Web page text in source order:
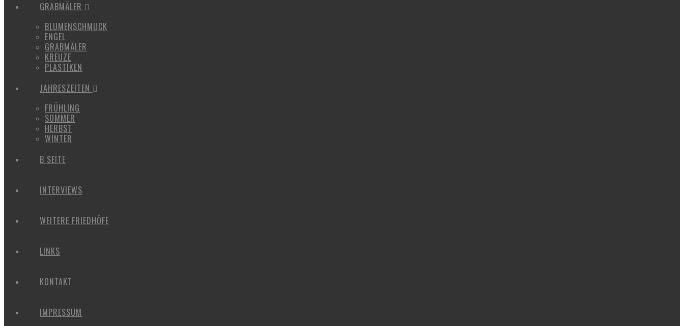
GRABMÄLER
BLUMENSCHMUCK
ENGEL
GRABMÄLER
KREUZE
PLASTIKEN
JAHRESZEITEN
FRÜHLING
SOMMER
HERBST
WINTER
B SEITE
INTERVIEWS
WEITERE FRIEDHÖFE
LINKS
KONTAKT
IMPRESSUM